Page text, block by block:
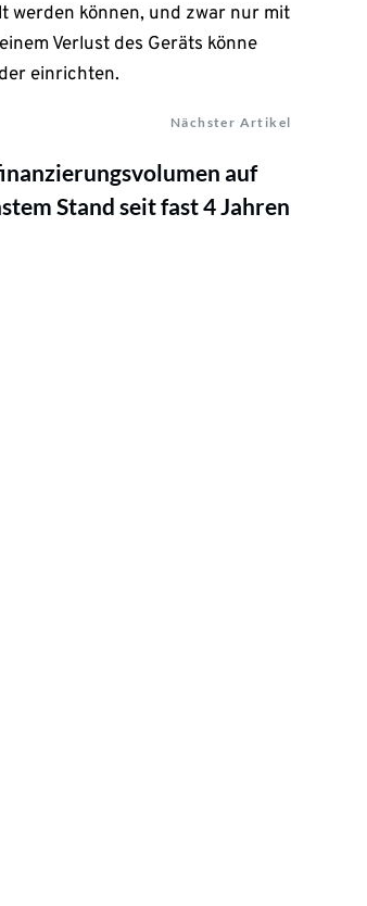
werden können, und zwar nur mit
Verlust des Geräts könne
einrichten.
Nächster Artikel
auf
Stand seit fast 4 Jahren